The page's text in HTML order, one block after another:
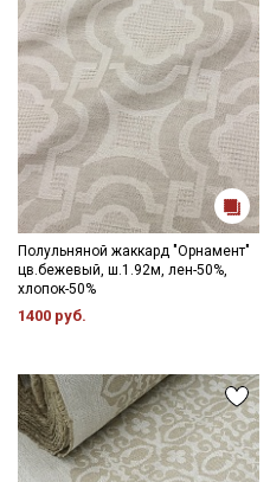
Полульняной жаккард "Орнамент"
цв.бежевый, ш.1.92м, лен-50%,
хлопок-50%
1400 руб.